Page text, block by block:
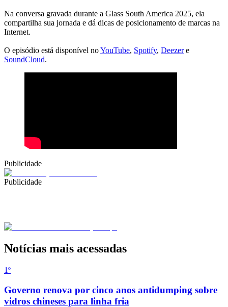
Na conversa gravada durante a Glass South America 2025, ela
compartilha sua jornada e dá dicas de posicionamento de marcas na
Internet.
O episódio está disponível noYouTube, Spotify, Deezere
SoundCloud.
Publicidade
Publicidade
Notícias mais acessadas
1º
Governo renova por cinco anos antidumping sobre
vidros chineses para linha fria